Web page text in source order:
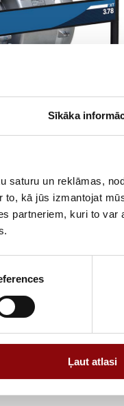
Sīkāka
saturu un reklāmas,
to, kā jūs izmantojat
partneriem, kuri to
Ļaut atlasi
Information